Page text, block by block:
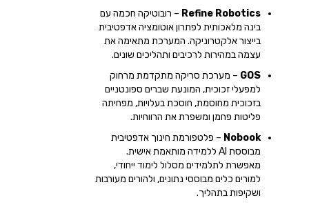
Refine Robotics – רובוטיקה חכמה עם
בינה מלאכותית לפתרון אוטומציה אדפטיבית
בייצור אלקטרוניקה. המערכת מתאימה את
עצמה במהירות לרכיבים ותהליכים שונים.
GOS – מערכת סריקה מתקדמת מרחוק
למפעלי זכוכית, המונעת שברים ספונטניים
בזכוכית מחוסמת, חוסכת בעלויות, מפחיתה
פליטות פחמן ומשפרת את הרווחיות.
Nobook – פלטפורמת חינוך אדפטיבית
מבוססת AI ללמידה מותאמת אישית.
מאפשרת לתלמידים מסלול לימוד ייחודי,
למורים כלים מבוססי נתונים, ולהורים מעורבות
ושקיפות בתהליך.